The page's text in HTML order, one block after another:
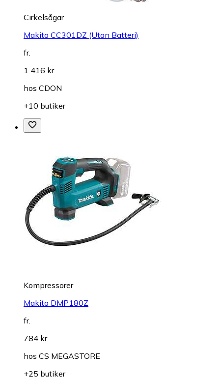
Cirkelsågar
Makita CC301DZ (Utan Batteri)
fr.
1 416 kr
hos CDON
+10 butiker
Kompressorer
Makita DMP180Z
fr.
784 kr
hos CS MEGASTORE
+25 butiker